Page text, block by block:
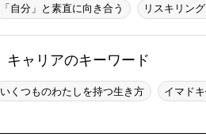
「自分」と素直に向き合う リスキリン
キャリアのキーワード
いくつものわたしを持つ生き方 イマド